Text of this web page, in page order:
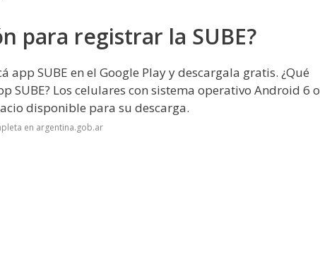
para registrar la SUBE?
app SUBE en el Google Play y descargala gratis. ¿Qué
SUBE? Los celulares con sistema operativo Android 6 o
disponible para su descarga.
en argentina.gob.ar